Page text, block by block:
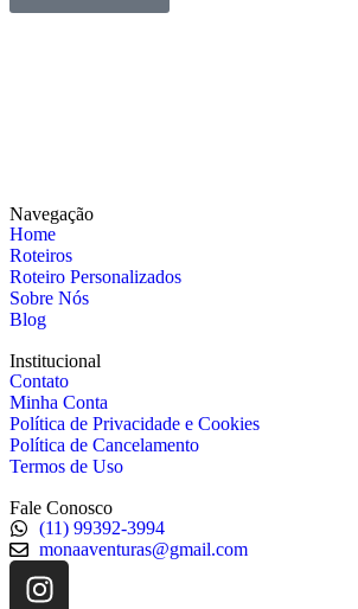
Navegação
Home
Roteiros
Roteiro Personalizados
Sobre Nós
Blog
Institucional
Contato
Minha Conta
Política de Privacidade e Cookies
Política de Cancelamento
Termos de Uso
Fale Conosco
(11) 99392-3994
monaaventuras@gmail.com